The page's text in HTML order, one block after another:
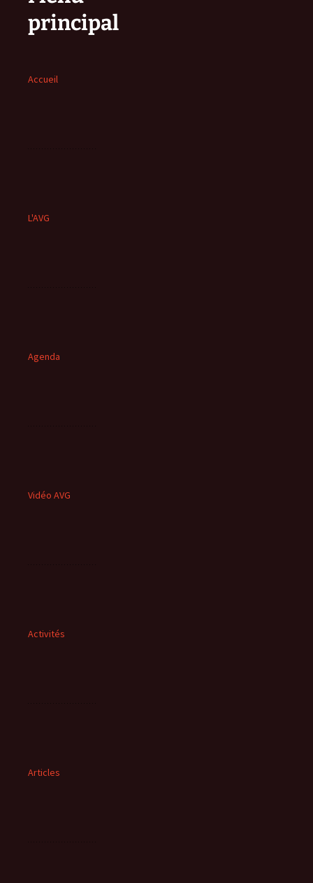
principal
Accueil
L'AVG
Agenda
Vidéo AVG
Activités
Articles